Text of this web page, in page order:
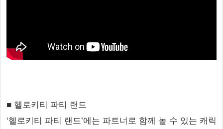
■ 헬로키티 파티 랜드
‘헬로키티 파티 랜드’에는 파트너로 함께 놀 수 있는 캐릭